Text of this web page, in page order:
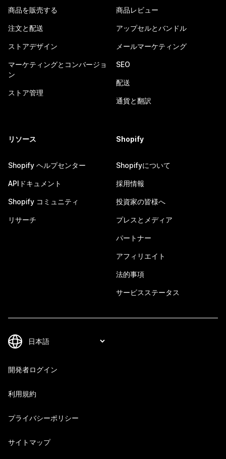
商品を販売する
注文と配送
ストアデザイン
マーケティングとコンバージョ
ン
ストア管理
商品レビュー
アップセルとバンドル
メールマーケティング
SEO
配送
通貨と翻訳
リソース
Shopify ヘルプセンター
APIドキュメント
Shopify コミュニティ
リサーチ
Shopify
Shopifyについて
採用情報
投資家の皆様へ
プレスとメディア
パートナー
アフィリエイト
法的事項
サービスステータス
開発者ログイン
利用規約
プライバシーポリシー
サイトマップ